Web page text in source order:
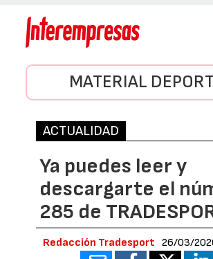
MATERIAL
ACTUALIDAD
Ya puedes leer y
descargarte el
285 de
Redacción Tradesport 26/03/